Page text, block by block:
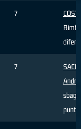
7
7
punti